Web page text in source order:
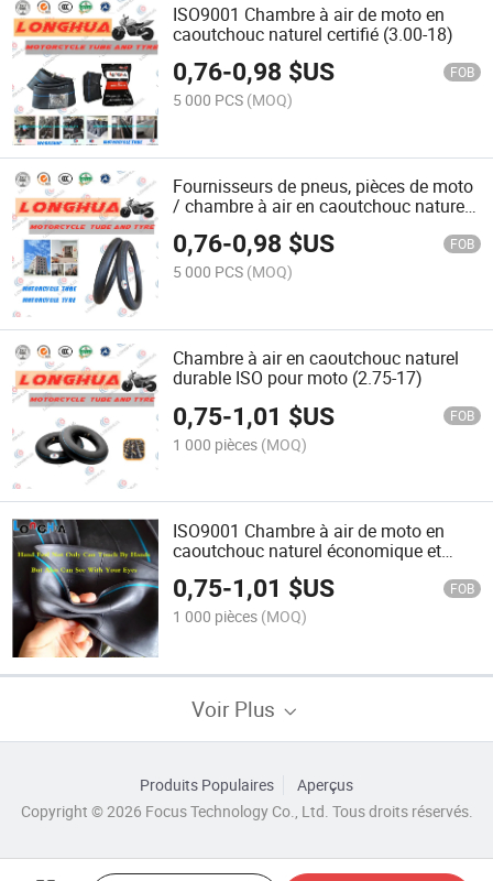
ISO9001 Chambre à air de moto en
caoutchouc naturel certifié (3.00-18)
0,76-0,98 $US FOB
5 000 PCS (MOQ)
Fournisseurs de pneus, pièces de moto
/ chambre à air en caoutchouc naturel
durable pour moto (3.00-18)
0,76-0,98 $US FOB
5 000 PCS (MOQ)
Chambre à air en caoutchouc naturel
durable ISO pour moto (2.75-17)
0,75-1,01 $US FOB
1 000 pièces (MOQ)
ISO9001 Chambre à air de moto en
caoutchouc naturel économique et
pratique (2.75-17)
0,75-1,01 $US FOB
1 000 pièces (MOQ)
Voir Plus
Produits Populaires
Aperçus
Copyright © 2026 Focus Technology Co., Ltd. Tous droits réservés.